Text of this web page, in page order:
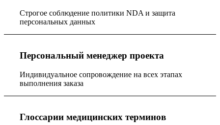
Строгое соблюдение политики NDA и защита
персональных данных
Персональный менеджер проекта
Индивидуальное сопровождение на всех этапах
выполнения заказа
Глоссарии медицинских терминов